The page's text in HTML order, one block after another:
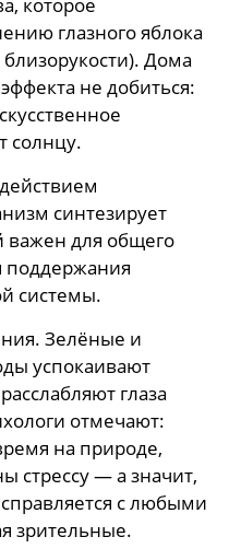
которое
глазного яблока
Дома
не добиться:
солнцу.
синтезирует
важен для общего
поддержания
системы.
Зелёные и
успокаивают
глаза
отмечают:
на природе,
стрессу — а значит,
с любыми
зрительные.